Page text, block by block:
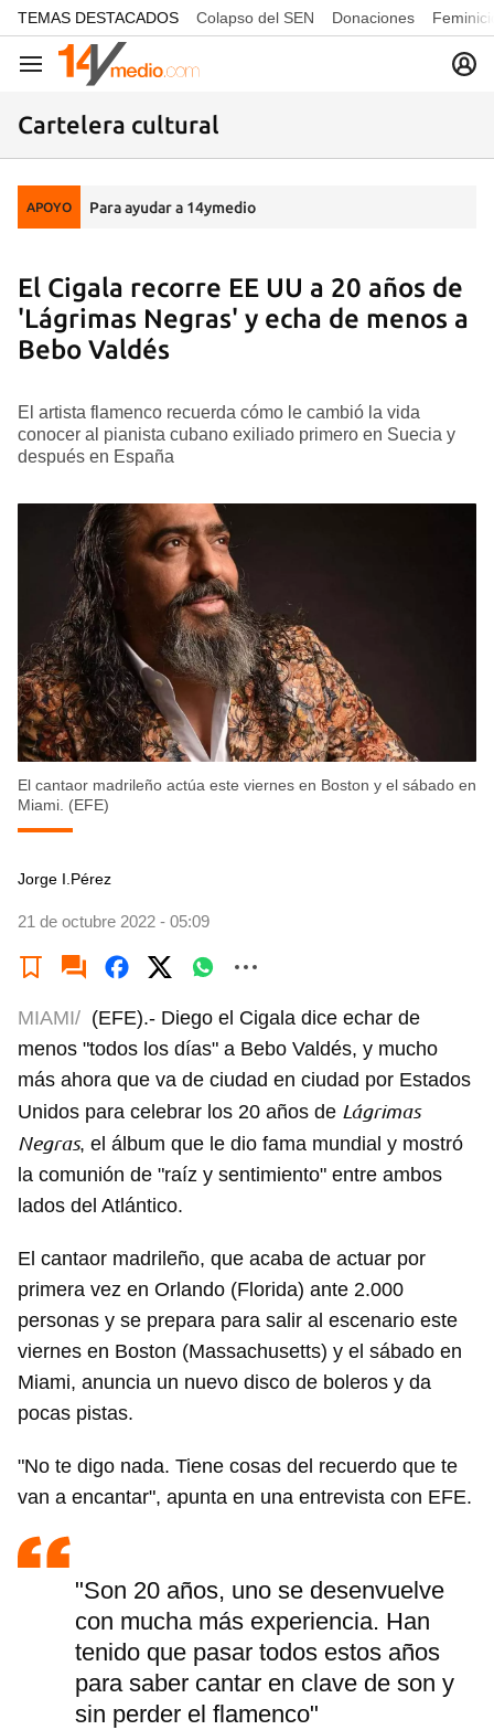
common.go-to-content
TEMAS DESTACADOS Colapso del SEN Donaciones
Navegación
Cartelera cultural
APOYO Para ayudar a 14ymedio
El Cigala recorre EE UU a 20 años de
'Lágrimas Negras' y echa de menos a
Bebo Valdés
El artista flamenco recuerda cómo le cambió la vida
conocer al pianista cubano exiliado primero en Suecia y
después en España
El cantaor madrileño actúa este viernes en Boston y el sábado en
Miami. (EFE)
Jorge I.Pérez
21 de octubre 2022 - 05:09
MIAMI/ (EFE).- Diego el Cigala dice echar de
menos "todos los días" a Bebo Valdés, y mucho
más ahora que va de ciudad en ciudad por Estados
Unidos para celebrar los 20 años de Lágrimas
Negras, el álbum que le dio fama mundial y mostró
la comunión de "raíz y sentimiento" entre ambos
lados del Atlántico.
El cantaor madrileño, que acaba de actuar por
primera vez en Orlando (Florida) ante 2.000
personas y se prepara para salir al escenario este
viernes en Boston (Massachusetts) y el sábado en
Miami, anuncia un nuevo disco de boleros y da
pocas pistas.
"No te digo nada. Tiene cosas del recuerdo que te
van a encantar", apunta en una entrevista con EFE.
"Son 20 años, uno se desenvuelve
con mucha más experiencia. Han
tenido que pasar todos estos años
para saber cantar en clave de son y
sin perder el flamenco"